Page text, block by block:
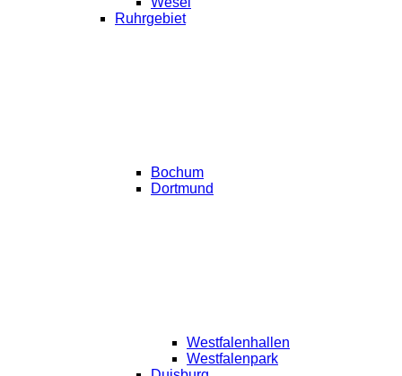
Ruhrgebiet
Bochum
Dortmund
Westfalenhallen
Westfalenpark